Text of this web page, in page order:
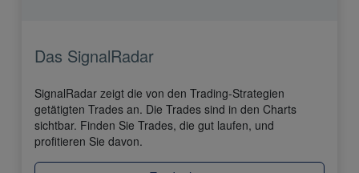
Das SignalRadar
SignalRadar zeigt die von den Trading-Strategien
getätigten Trades an. Die Trades sind in den Charts
sichtbar. Finden Sie Trades, die gut laufen, und
profitieren Sie davon.